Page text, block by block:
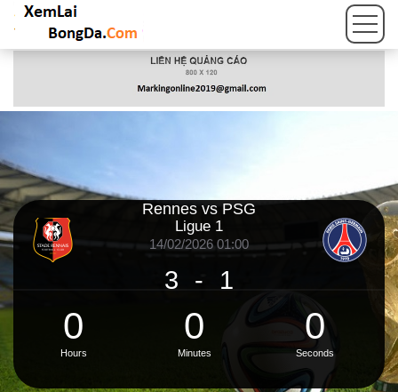
Rennes vs PSG
Ligue 1
14/02/2026 01:00
3 - 1
0
Hours
0
Minutes
0
Seconds